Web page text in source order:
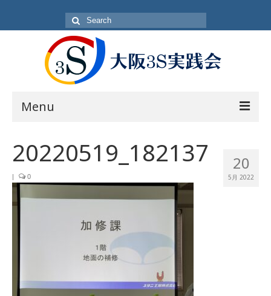
Search
for:
Menu
方針・概要
活動実績
20
5月 2022
20220519_182137
| 0